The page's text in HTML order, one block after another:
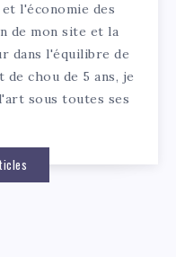
l'économie des
de mon site et la
dans l'équilibre de
chou de 5 ans, je
sous toutes ses